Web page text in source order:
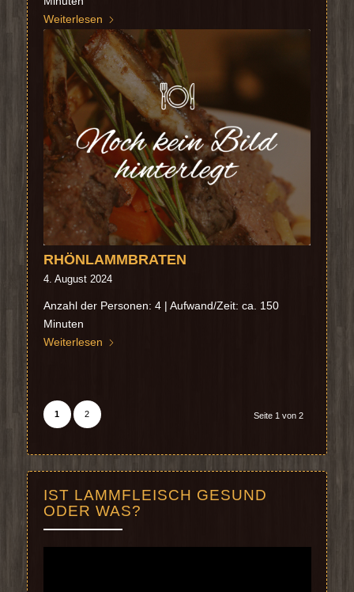
Weiterlesen
RHÖNLAMMBRATEN
4. August 2024
Anzahl der Personen: 4 | Aufwand/Zeit: ca. 150
Minuten
Weiterlesen
Seite 1 von 2
1 2
IST LAMMFLEISCH GESUND
ODER WAS?